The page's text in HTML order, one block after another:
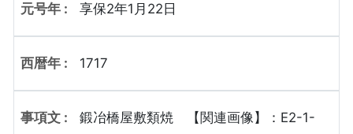
享保2年1月22日
1717
鍛冶橋屋敷類焼 【関連画像】：E2-1-